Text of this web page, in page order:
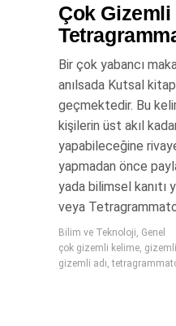
Çok
Bir çok yabancı
anılsada Kutsal
geçmektedir. Bu
kişilerin üst akıl
yapabileceğine
yapmadan önce
yada bilimsel kanıtı
veya
Bilim ve Teknoloji, Genel
çok gizemli kelime,
gizemli adı,